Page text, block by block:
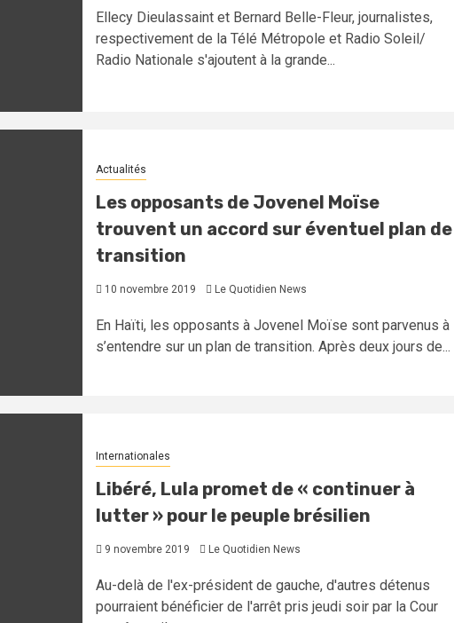
Ellecy Dieulassaint et Bernard Belle-Fleur, journalistes,
respectivement de la Télé Métropole et Radio Soleil/
Radio Nationale s'ajoutent à la grande...
Actualités
Les opposants de Jovenel Moïse
trouvent un accord sur éventuel plan de
transition
10 novembre 2019 Le Quotidien News
En Haïti, les opposants à Jovenel Moïse sont parvenus à
s’entendre sur un plan de transition. Après deux jours de...
Internationales
Libéré, Lula promet de « continuer à
lutter » pour le peuple brésilien
9 novembre 2019 Le Quotidien News
Au-delà de l'ex-président de gauche, d'autres détenus
pourraient bénéficier de l'arrêt pris jeudi soir par la Cour